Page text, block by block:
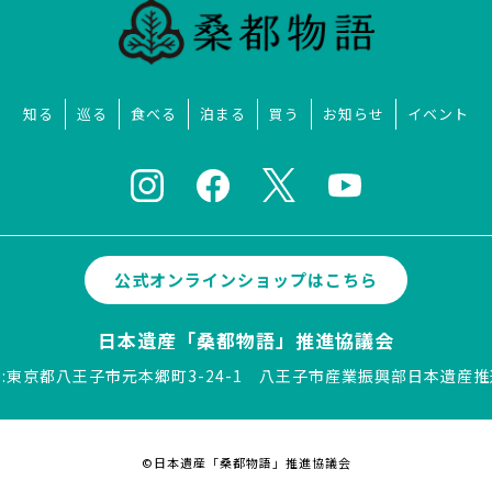
知る 巡る 食べる 泊まる 買う お知らせ イベント
公式オンラインショップはこちら
日本遺産「桑都物語」推進協議会
東京都八王子市元本郷町3-24-1 八王子市産業振興部日本遺産
©日本遺産「桑都物語」推進協議会